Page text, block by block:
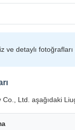
ve detaylı
Ltd. aşağıdaki